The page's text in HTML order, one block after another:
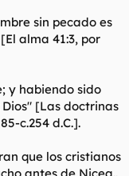
sin pecado es
alma 41:3, por
y habiendo sido
[Las doctrinas
c.254 d.C.].
que los cristianos
antes de Nicea..